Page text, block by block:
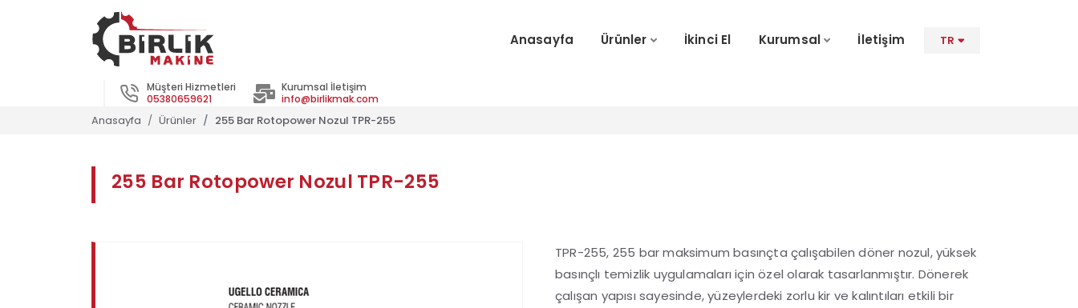
Anasayfa Ürünler İkinci El Kurumsal İletişim TR
Müşteri Hizmetleri
05380659621
Kurumsal İletişim
info@birlikmak.com
Anasayfa Ürünler 255 Bar Rotopower Nozul TPR-255
255 Bar Rotopower Nozul TPR-255
TPR-255, 255 bar maksimum basınçta çalışabilen döner nozul, yüksek
basınçlı temizlik uygulamaları için özel olarak tasarlanmıştır. Dönerek
çalışan yapısı sayesinde, yüzeylerdeki zorlu kir ve kalıntıları etkili bir